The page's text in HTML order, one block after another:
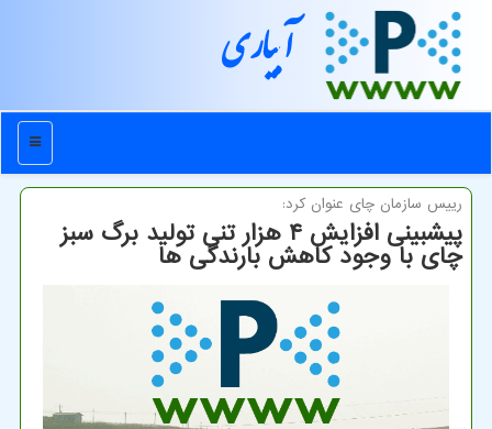
آبیاری
منو
رییس سازمان چای عنوان كرد:
پیشبینی افزایش ۴ هزار تنی تولید برگ سبز
چای با وجود كاهش بارندگی ها